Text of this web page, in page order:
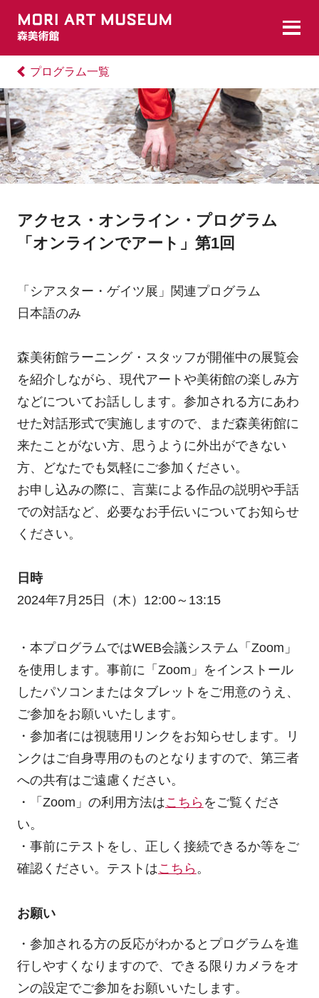
プログラム一覧
アクセス・オンライン・プログラム
「オンラインでアート」第1回
「シアスター・ゲイツ展」関連プログラム
日本語のみ
森美術館ラーニング・スタッフが開催中の展覧会
を紹介しながら、現代アートや美術館の楽しみ方
などについてお話しします。参加される方にあわ
せた対話形式で実施しますので、まだ森美術館に
来たことがない方、思うように外出ができない
方、どなたでも気軽にご参加ください。
お申し込みの際に、言葉による作品の説明や手話
での対話など、必要なお手伝いについてお知らせ
ください。
日時
2024年7月25日（木）12:00～13:15
・本プログラムではWEB会議システム「Zoom」
を使用します。事前に「Zoom」をインストール
したパソコンまたはタブレットをご用意のうえ、
ご参加をお願いいたします。
・参加者には視聴用リンクをお知らせします。リ
ンクはご自身専用のものとなりますので、第三者
への共有はご遠慮ください。
・「Zoom」の利用方法はこちら をご覧くださ
い。
・事前にテストをし、正しく接続できるか等をご
確認ください。テストはこちら 。
お願い
・参加される方の反応がわかるとプログラムを進
行しやすくなりますので、できる限りカメラをオ
ンの設定でご参加をお願いいたします。